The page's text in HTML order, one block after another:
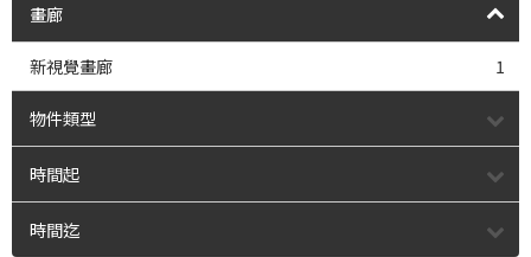
畫廊
新視覺畫廊 1
物件類型
時間起
時間迄